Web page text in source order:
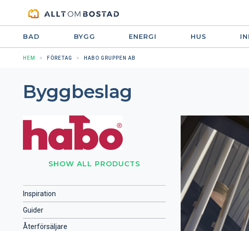
BAD BYGG ENERGI HUS
HEM FÖRETAG HABO GRUPPEN AB
Byggbeslag
SHOW ALL PRODUCTS
Inspiration
Guider
Återförsäljare